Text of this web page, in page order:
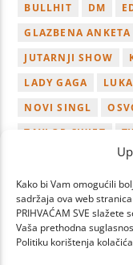
Kako bi Vam omogućili
sadržaja ova web
PRIHVAĆAM SVE
Vaša prethodna
Politiku korištenja
BULLHIT
DM
GLAZBENA ANKETA
JUTARNJI SHOW
LADY GAGA
NOVI SINGL
TAYLOR SWIFT